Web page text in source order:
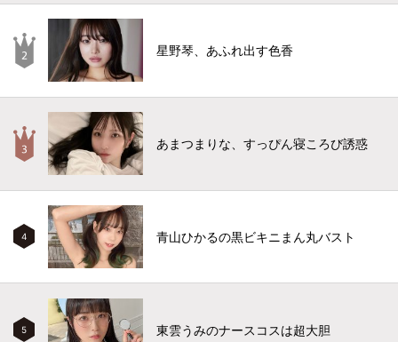
星野琴、あふれ出す色香
あまつまりな、すっぴん寝ころび誘惑
4 青山ひかるの黒ビキニまん丸バスト
5 東雲うみのナースコスは超大胆